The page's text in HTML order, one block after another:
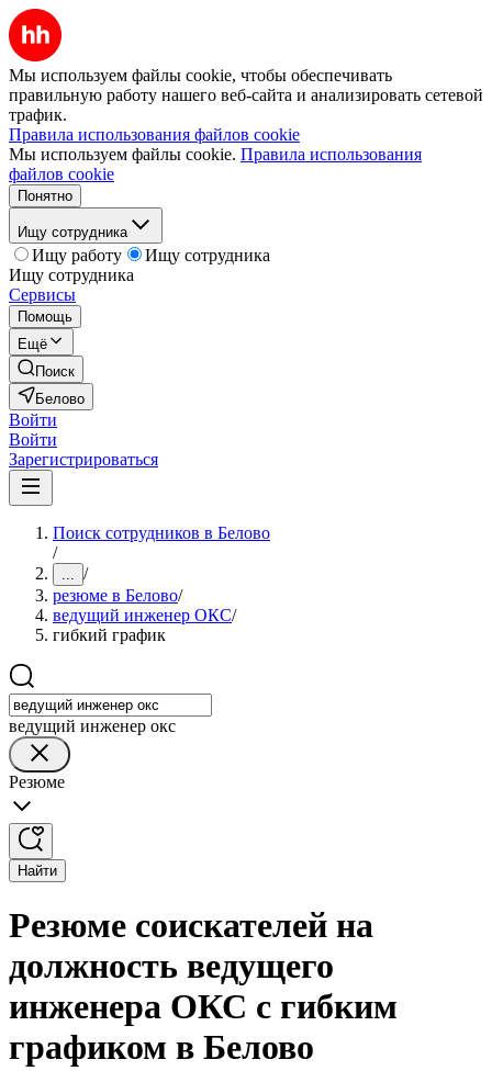
Мы используем файлы cookie, чтобы обеспечивать
правильную работу нашего веб-сайта и анализировать сетевой
трафик.
Правила использования файлов cookie
Мы используем файлы cookie. Правила использования
файлов cookie
Понятно
Ищу сотрудника
Ищу работу
Ищу сотрудника
Ищу сотрудника
Сервисы
Помощь
Ещё
Поиск
Белово
Войти
Войти
Зарегистрироваться
Поиск сотрудников в Белово
/
... /
резюме в Белово/
ведущий инженер ОКС/
гибкий график
ведущий инженер окс
Резюме
Найти
Резюме соискателей на
должность ведущего
инженера ОКС с гибким
графиком в Белово